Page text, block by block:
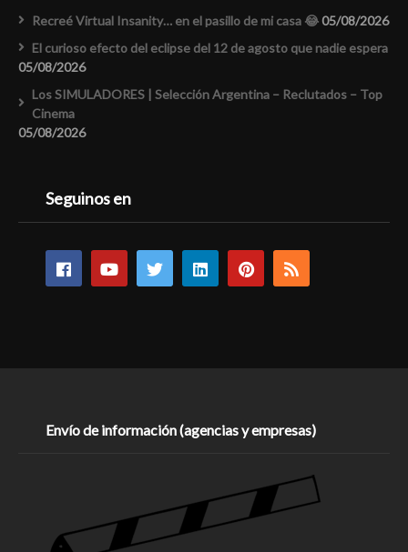
Recreé Virtual Insanity… en el pasillo de mi casa 😂05/08/2026
El curioso efecto del eclipse del 12 de agosto que nadie espera
05/08/2026
Los SIMULADORES | Selección Argentina – Reclutados – Top
Cinema
05/08/2026
Seguinos en
Envío de información (agencias y empresas)